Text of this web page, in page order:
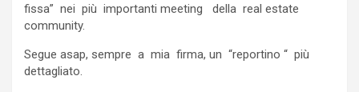
fissa” nei più importanti meeting della real estate
community.
Segue asap, sempre a mia firma, un “reportino “ più
dettagliato.